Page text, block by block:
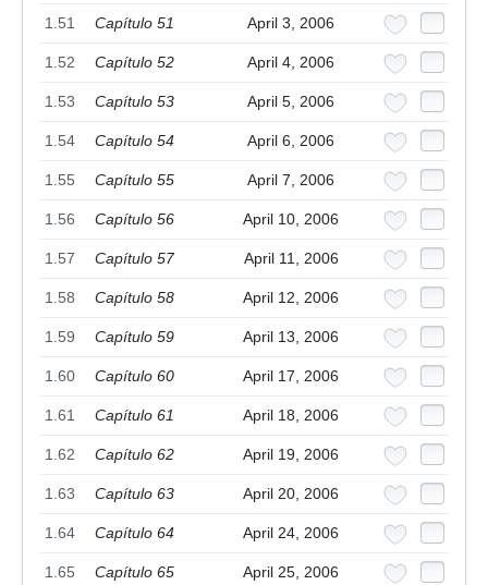
1.51 Capítulo 51 April 3, 2006
1.52 Capítulo 52 April 4, 2006
1.53 Capítulo 53 April 5, 2006
1.54 Capítulo 54 April 6, 2006
1.55 Capítulo 55 April 7, 2006
1.56 Capítulo 56 April 10, 2006
1.57 Capítulo 57 April 11, 2006
1.58 Capítulo 58 April 12, 2006
1.59 Capítulo 59 April 13, 2006
1.60 Capítulo 60 April 17, 2006
1.61 Capítulo 61 April 18, 2006
1.62 Capítulo 62 April 19, 2006
1.63 Capítulo 63 April 20, 2006
1.64 Capítulo 64 April 24, 2006
1.65 Capítulo 65 April 25, 2006